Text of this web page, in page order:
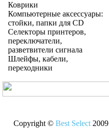
Коврики
Компьютерные аксессуары:
стойки, папки для CD
Селекторы принтеров,
переключатели,
разветвители сигнала
Шлейфы, кабели,
переходники
Copyright © Best Select2009